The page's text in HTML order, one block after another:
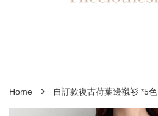
Home › 自訂款復古荷葉邊襯衫 *5色